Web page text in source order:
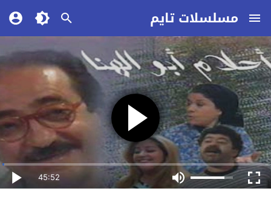
مسلسلات تايم
45:52